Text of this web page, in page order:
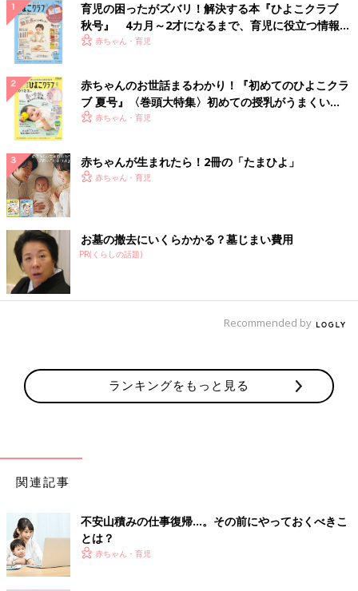
育児の困ったがズバリ！解決する本『ひよこクラブ
秋号』 4カ月～2才になるまで、育児に役立つ情報が
いっぱい！
赤ちゃん・育児
赤ちゃんのお世話まるわかり！『初めてのひよこクラ
ブ 夏号』〈巻頭大特集〉初めての授乳がうまくい
く！ おっぱい・ミルクの基本と夏のトラブル 解決テ
赤ちゃん・育児
赤ちゃんが生まれたら！2冊の「たまひよ」
赤ちゃん・育児
お墓の撤去にいくらかかる？墓じまい費用
PR(くらしの話題)
Recommended by
ランキングをもっと見る
関連記事
不安山積みの仕事復帰…。その前にやっておくべきこ
とは？
赤ちゃん・育児